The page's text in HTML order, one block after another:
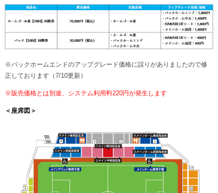
※バックホームエンドのアップグレード価格に誤りがありましたので修
正しております（7/10更新）
※販売価格とは別途、システム利用料220円が発生します
＜座席図＞